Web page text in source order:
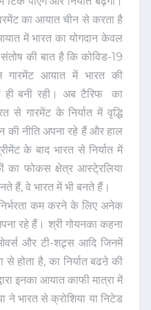
का आयात चीन से करता है
में भारत का योगदान केवल
की बात है कि कोविड-19
आयात में भारत की
ही बनी रही। अब टैरिफ का
से गारमेंट के निर्यात में वृद्धि
नीति अपना रहे हैं और हाल
के बाद भारत से निर्यात में
का फोकस क्षेत्र आस्टे्रलिया
हैं, वे भारत में भी बनते हैं।
कम करने के लिए अनेक
रहे हैं। श्री गोयनका कहना
और टी-शट्र्स आदि जिनमें
होता है, का निर्यात बढऩे की
इनका आयात काफी मात्रा में
ने भारत से क्रोशिया या निटेड